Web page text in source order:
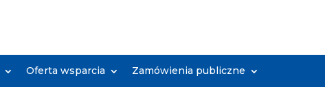
Oferta wsparcia Zamówienia publiczne